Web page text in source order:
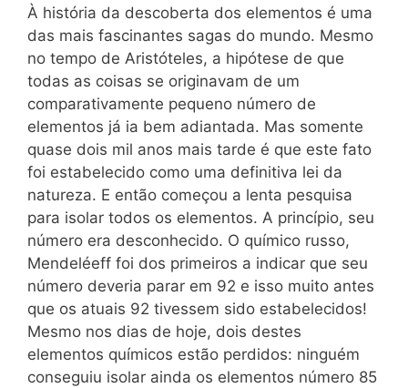
À história da descoberta dos elementos é uma
das mais fascinantes sagas do mundo. Mesmo
no tempo de Aristóteles, a hipótese de que
todas as coisas se originavam de um
comparativamente pequeno número de
elementos já ia bem adiantada. Mas somente
quase dois mil anos mais tarde é que este fato
foi estabelecido como uma definitiva lei da
natureza. E então começou a lenta pesquisa
para isolar todos os elementos. A princípio, seu
número era desconhecido. O químico russo,
Mendeléeff foi dos primeiros a indicar que seu
número deveria parar em 92 e isso muito antes
que os atuais 92 tivessem sido estabelecidos!
Mesmo nos dias de hoje, dois destes
elementos químicos estão perdidos: ninguém
conseguiu isolar ainda os elementos número 85